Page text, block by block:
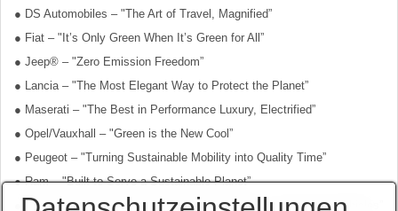
● DS Automobiles – "The Art of Travel, Magnified”
● Fiat – "It’s Only Green When It’s Green for All”
● Jeep® – "Zero Emission Freedom”
● Lancia – "The Most Elegant Way to Protect the Planet”
● Maserati – "The Best in Performance Luxury, Electrified”
● Opel/Vauxhall – "Green is the New Cool”
● Peugeot – "Turning Sustainable Mobility into Quality Time”
● Ram – "Built to Serve a Sustainable Planet”
● Commercial Vehicles – "The Global Leader in e-Commercial Vehicles”